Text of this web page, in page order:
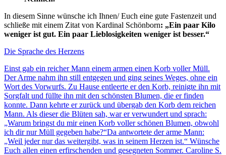
In diesem Sinne wünsche ich Ihnen/ Euch eine gute Fastenzeit und
schließe mit einem Zitat von Kardinal Schönborn: „Ein paar Kilo
weniger ist gut. Ein paar Lieblosigkeiten weniger ist besser.“
Die Sprache des Herzens
Einst gab ein reicher Mann einem armen einen Korb voller Müll.
Der Arme nahm ihn still entgegen und ging seines Weges, ohne ein
Wort des Vorwurfs. Zu Hause entleerte er den Korb, reinigte ihn mit
Sorgfalt und füllte ihn mit den schönsten Blumen, die er finden
konnte. Dann kehrte er zurück und übergab den Korb dem reichen
Mann. Als dieser die Blüten sah, war er verwundert und sprach:
„Warum bringst du mir einen Korb voller schönen Blumen, obwohl
ich dir nur Müll gegeben habe?“Da antwortete der arme Mann:
„Weil jeder nur das weitergibt, was in seinem Herzen ist.“ Wünsche
Euch allen einen erfirschenden und gesegneten Sommer. Caroline S.